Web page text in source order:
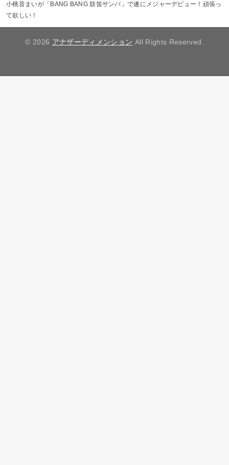
小桃音まいが「BANG BANG 鼓笛サンバ」で遂にメジャーデビュー！頑張っ
て欲しい！
© 2026 アナザーディメンション All Rights Reserved.